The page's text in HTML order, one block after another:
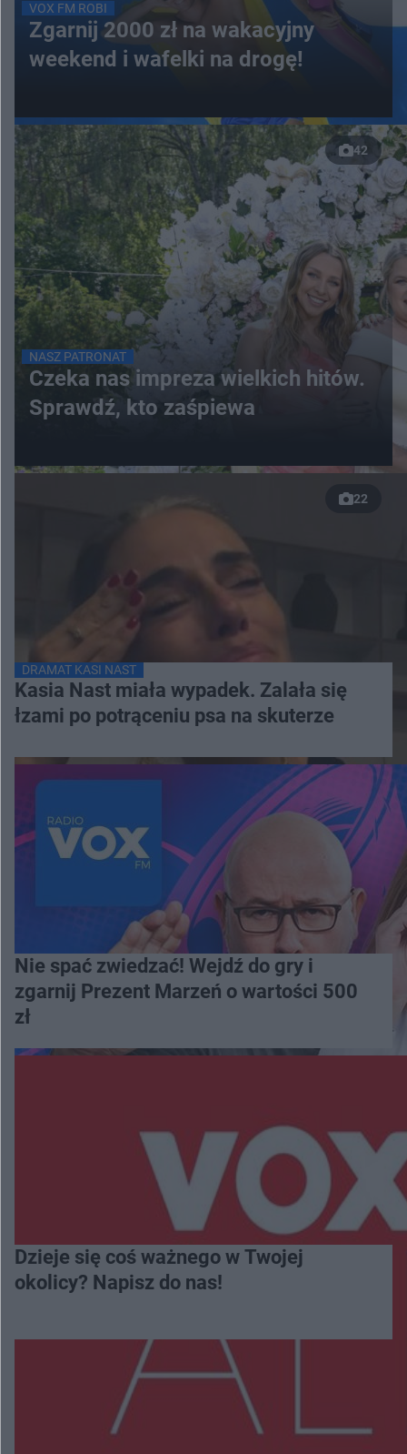
VOX FM ROBI
Zgarnij 2000 zł na wakacyjny
weekend i wafelki na drogę!
42
NASZ PATRONAT
Czeka nas impreza wielkich hitów.
Sprawdź, kto zaśpiewa
22
DRAMAT KASI NAST
Kasia Nast miała wypadek. Zalała się
łzami po potrąceniu psa na skuterze
Nie spać zwiedzać! Wejdź do gry i
zgarnij Prezent Marzeń o wartości 500
zł
Dzieje się coś ważnego w Twojej
okolicy? Napisz do nas!
Więcej